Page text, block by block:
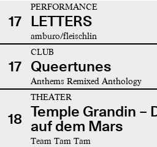
17
PERFORMANCE
LETTERS
amburo/fleischlin
17
CLUB
Queertunes
Anthems Remixed Anthology
18
THEATER
Temple Grandin –
auf dem Mars
Team Tam Tam